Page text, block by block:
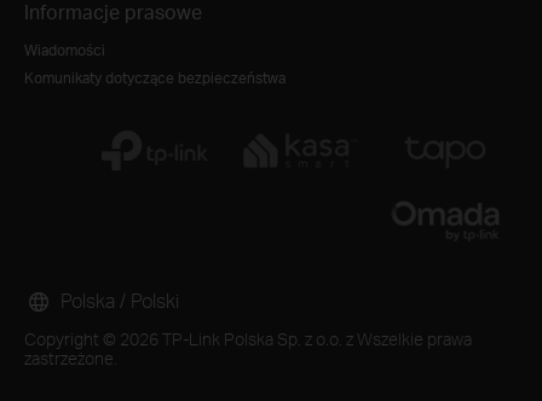
Informacje prasowe
Wiadomości
Komunikaty dotyczące bezpieczeństwa
Copyright © 2026 TP-Link Polska Sp. z o.o. z Wszelkie prawa
zastrzeżone.
Polska / Polski